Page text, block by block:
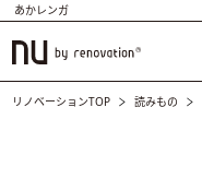
あかレンガ
リノベーションTOP 読みもの